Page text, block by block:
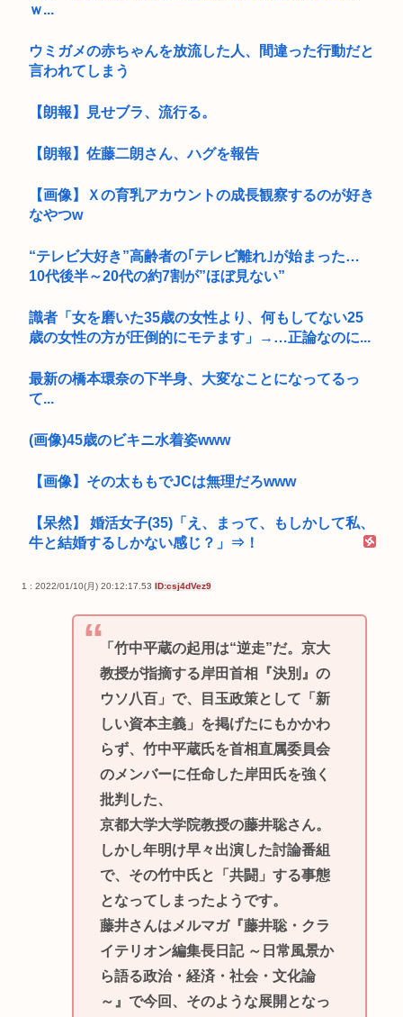
ｗ...
ウミガメの赤ちゃんを放流した人、間違った行動だと
言われてしまう
【朗報】見せブラ、流行る。
【朗報】佐藤二朗さん、ハグを報告
【画像】Ｘの育乳アカウントの成長観察するのが好き
なやつw
“テレビ大好き”高齢者の｢テレビ離れ｣が始まった…
10代後半～20代の約7割が”ほぼ見ない”
識者「女を磨いた35歳の女性より、何もしてない25
歳の女性の方が圧倒的にモテます」→…正論なのに...
最新の橋本環奈の下半身、大変なことになってるっ
て...
(画像)45歳のビキニ水着姿www
【画像】その太ももでJCは無理だろwww
【呆然】 婚活女子(35)「え、まって、もしかして私、
牛と結婚するしかない感じ？」⇒！
1 : 2022/01/10(月) 20:12:17.53 ID:csj4dVez9
「竹中平蔵の起用は“逆走”だ。京大
教授が指摘する岸田首相『決別』の
ウソ八百」で、目玉政策として「新
しい資本主義」を掲げたにもかかわ
らず、竹中平蔵氏を首相直属委員会
のメンバーに任命した岸田氏を強く
批判した、
京都大学大学院教授の藤井聡さん。
しかし年明け早々出演した討論番組
で、その竹中氏と「共闘」する事態
となってしまったようです。
藤井さんはメルマガ『藤井聡・クラ
イテリオン編集長日記 ～日常風景か
ら語る政治・経済・社会・文化論
～』で今回、そのような展開となっ